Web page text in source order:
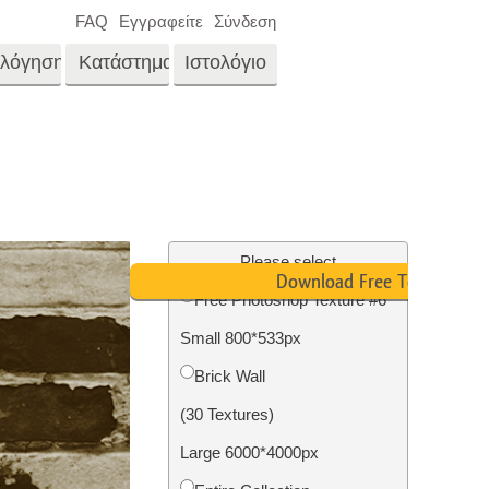
φωτογραφιών ακίνητης
περιουσίας
Αποκατάσταση
φωτογραφιών
Κατάστημα
Επαγγελματικές
επικαλύψεις βίντεο
Ιστολόγιο
FAQ Εγγραφείτε Σύνδεση
Please select
Free Photoshop Texture #6
Small 800*533px
Brick Wall
(30 Textures)
Large 6000*4000px
Download Free Texture